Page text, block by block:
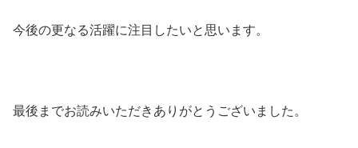
今後の更なる活躍に注目したいと思います。
最後までお読みいただきありがとうございました。